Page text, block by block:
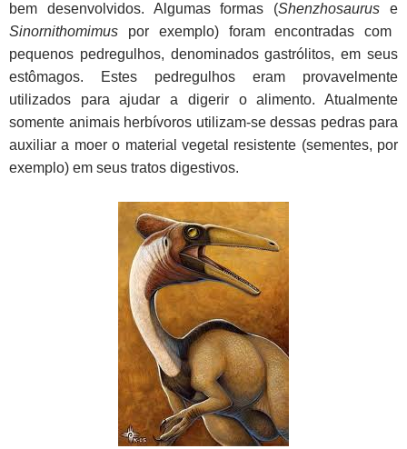
bem desenvolvidos. Algumas formas (Shenzhosauruse
Sinornithomimus por exemplo) foram encontradas com
pequenos pedregulhos, denominados gastrólitos, em seus
estômagos. Estes pedregulhos eram provavelmente
utilizados para ajudar a digerir o alimento. Atualmente
somente animais herbívoros utilizam-se dessas pedras para
auxiliar a moer o material vegetal resistente (sementes, por
exemplo) em seus tratos digestivos.